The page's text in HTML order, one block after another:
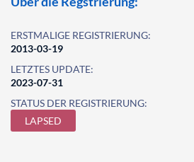
ERSTMALIGE REGISTRIERUNG:
2013-03-19
LETZTES UPDATE:
2023-07-31
STATUS DER REGISTRIERUNG:
LAPSED